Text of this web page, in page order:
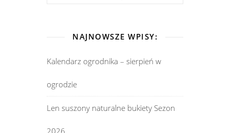
NAJNOWSZE WPISY:
Kalendarz ogrodnika – sierpień w
ogrodzie
Len suszony naturalne bukiety Sezon